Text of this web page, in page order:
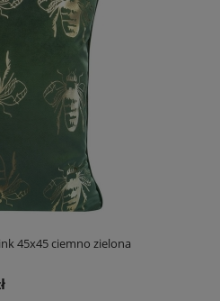
45x45 ciemno zielona